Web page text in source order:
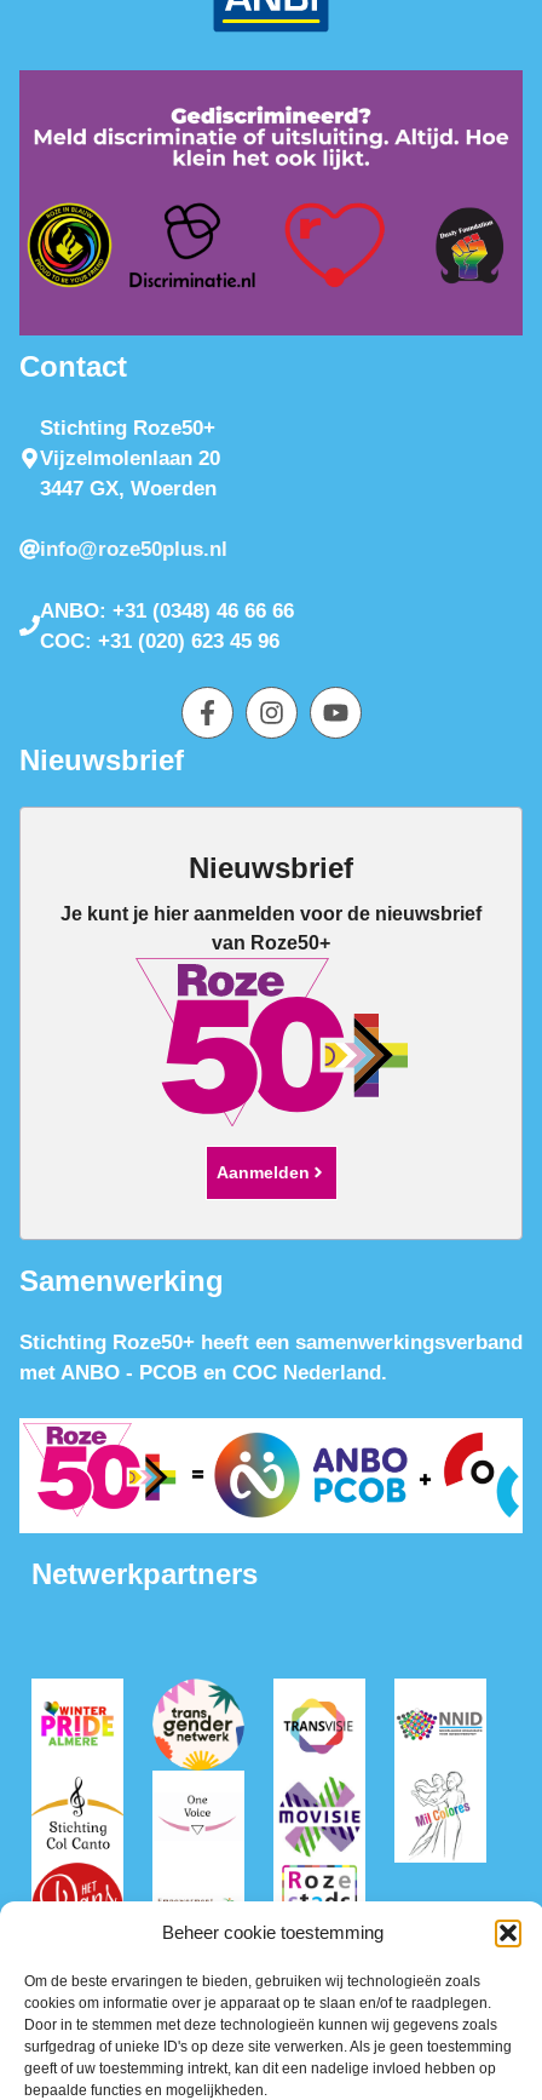
Beheer cookie toestemming
Om de beste ervaringen te bieden, gebruiken wij technologieën zoals
cookies om informatie over je apparaat op te slaan en/of te raadplegen.
Door in te stemmen met deze technologieën kunnen wij gegevens zoals
surfgedrag of unieke ID's op deze site verwerken. Als je geen toestemming
geeft of uw toestemming intrekt, kan dit een nadelige invloed hebben op
bepaalde functies en mogelijkheden.
Contact
Stichting Roze50+
Vijzelmolenlaan 20
3447 GX, Woerden
info@roze50plus.nl
ANBO: +31 (0348) 46 66 66
COC: +31 (020) 623 45 96
Nieuwsbrief
Nieuwsbrief
Je kunt je hier aanmelden voor de nieuwsbrief
van Roze50+
Aanmelden
Samenwerking
Stichting Roze50+ heeft een samenwerkingsverband
met ANBO - PCOB en COC Nederland.
Netwerkpartners